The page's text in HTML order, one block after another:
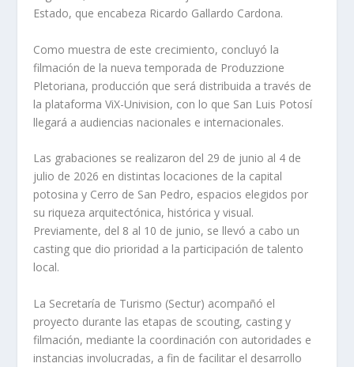
Estado, que encabeza Ricardo Gallardo Cardona.
Como muestra de este crecimiento, concluyó la
filmación de la nueva temporada de Produzzione
Pletoriana, producción que será distribuida a través de
la plataforma ViX-Univision, con lo que San Luis Potosí
llegará a audiencias nacionales e internacionales.
Las grabaciones se realizaron del 29 de junio al 4 de
julio de 2026 en distintas locaciones de la capital
potosina y Cerro de San Pedro, espacios elegidos por
su riqueza arquitectónica, histórica y visual.
Previamente, del 8 al 10 de junio, se llevó a cabo un
casting que dio prioridad a la participación de talento
local.
La Secretaría de Turismo (Sectur) acompañó el
proyecto durante las etapas de scouting, casting y
filmación, mediante la coordinación con autoridades e
instancias involucradas, a fin de facilitar el desarrollo